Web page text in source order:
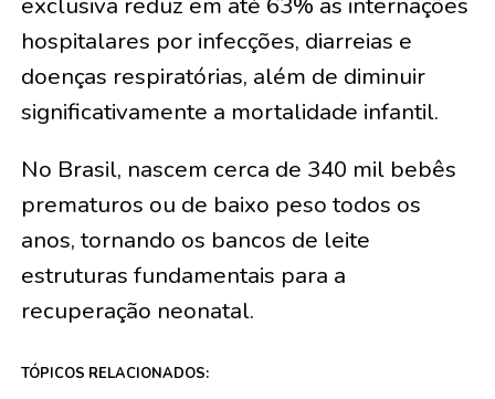
hospitalares por infecções, diarreias e
doenças respiratórias, além de diminuir
significativamente a mortalidade infantil.
No Brasil, nascem cerca de 340 mil bebês
prematuros ou de baixo peso todos os
anos, tornando os bancos de leite
estruturas fundamentais para a
recuperação neonatal.
TÓPICOS RELACIONADOS: